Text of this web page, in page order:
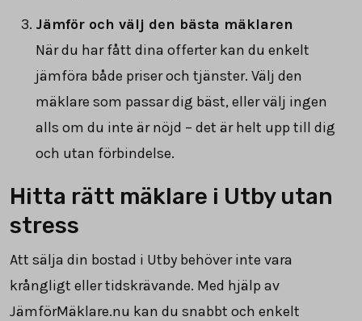
Jämför och välj den bästa mäklaren
När du har fått dina offerter kan du enkelt
jämföra både priser och tjänster. Välj den
mäklare som passar dig bäst, eller välj ingen
alls om du inte är nöjd – det är helt upp till dig
och utan förbindelse.
Hitta rätt mäklare i Utby utan
stress
Att sälja din bostad i Utby behöver inte vara
krångligt eller tidskrävande. Med hjälp av
JämförMäklare.nu kan du snabbt och enkelt